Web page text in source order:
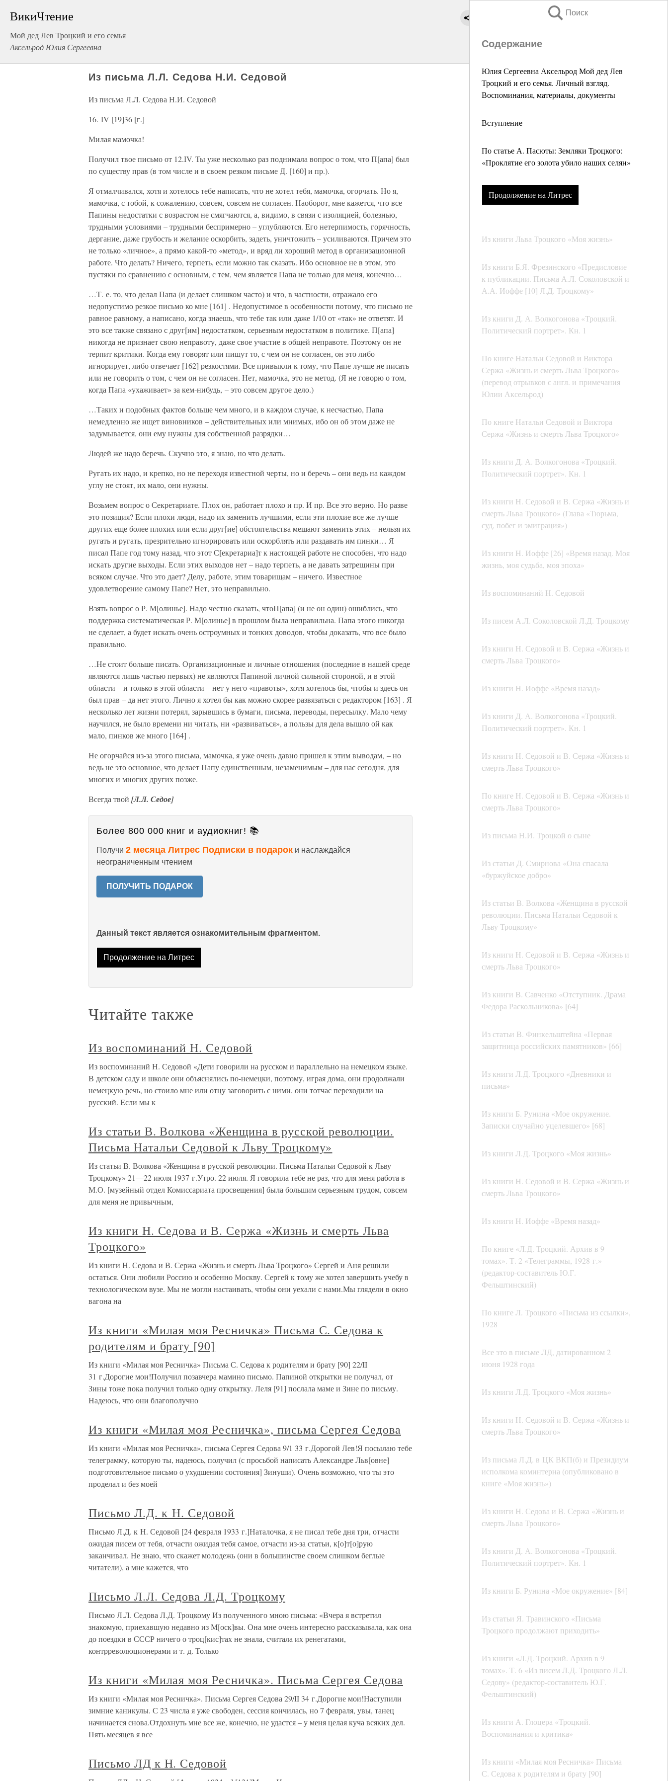
ВикиЧтение
Мой дед Лев Троцкий и его семья
Аксельрод Юлия Сергеевна
Поиск
Содержание
Юлия Сергеевна Аксельрод Мой дед Лев
Троцкий и его семья. Личный взгляд.
Воспоминания, материалы, документы
Вступление
По статье А. Пасюты: Земляки Троцкого:
«Проклятие его золота убило наших селян»
Продолжение на Литрес
Из книги Льва Троцкого «Моя жизнь»
Из книги Б.Я. Фрезинского «Предисловие
к публикации. Письма А.Л. Соколовской и
А.А. Иоффе [10] Л.Д. Троцкому»
Из книги Д. А. Волкогонова «Троцкий.
Политический портрет». Кн. 1
По книге Натальи Седовой и Виктора
Сержа «Жизнь и смерть Льва Троцкого»
(перевод отрывков с англ. и примечания
Юлии Аксельрод)
По книге Натальи Седовой и Виктора
Сержа «Жизнь и смерть Льва Троцкого»
Из книги Д. А. Волкогонова «Троцкий.
Политический портрет». Кн. 1
Из книги Н. Седовой и В. Сержа «Жизнь и
смерть Льва Троцкого» (Глава «Тюрьма,
суд, побег и эмиграция»)
Из книги Н. Иоффе [26] «Время назад. Моя
жизнь, моя судьба, моя эпоха»
Из воспоминаний Н. Седовой
Из писем А.Л. Соколовской Л.Д. Троцкому
Из книги Н. Седовой и В. Сержа «Жизнь и
смерть Льва Троцкого»
Из книги Н. Иоффе «Время назад»
Из книги Д. А. Волкогонова «Троцкий.
Политический портрет». Кн. 1
Из книги Н. Седовой и В. Сержа «Жизнь и
смерть Льва Троцкого»
По книге Н. Седовой и В. Сержа «Жизнь и
смерть Льва Троцкого»
Из письма Н.И. Троцкой о сыне
Из статьи Д. Смирнова «Она спасала
«буржуйское добро»
Из статьи В. Волкова «Женщина в русской
революции. Письма Натальи Седовой к
Льву Троцкому»
Из книги Н. Седовой и В. Сержа «Жизнь и
смерть Льва Троцкого»
Из книги В. Савченко «Отступник. Драма
Федора Раскольникова» [64]
Из статьи В. Финкельштейна «Первая
защитница российских памятников» [66]
Из книги Л.Д. Троцкого «Дневники и
письма»
Из книги Б. Рунина «Мое окружение.
Записки случайно уцелевшего» [68]
Из книги Л.Д. Троцкого «Моя жизнь»
Из книги Н. Седовой и В. Сержа «Жизнь и
смерть Льва Троцкого»
Из книги Н. Иоффе «Время назад»
По книге «Л.Д. Троцкий. Архив в 9
томах». Т. 2 «Телеграммы, 1928 г.»
(редактор-составитель Ю.Г.
Фельштинский)
По книге Л. Троцкого «Письма из ссылки»,
1928
Все это в письме ЛД, датированном 2
июня 1928 года
Из книги Л.Д. Троцкого «Моя жизнь»
Из книги Н. Седовой и В. Сержа «Жизнь и
смерть Льва Троцкого»
Из письма Л.Д. в ЦК ВКП(б) и Президиум
исполкома коминтерна (опубликовано в
книге «Моя жизнь»)
Из книги Н. Седова и В. Сержа «Жизнь и
смерть Льва Троцкого»
Из книги Д. А. Волкогонова «Троцкий.
Политический портрет». Кн. 1
Из книги Б. Рунина «Мое окружение» [84]
Из статьи Я. Травинского «Письма
Троцкого продолжают приходить»
Из книги «Л.Д. Троцкий. Архив в 9
томах». Т. 6 «Из писем Л.Д. Троцкого Л.Л.
Седову» (редактор-составитель Ю.Г.
Фельштинский)
Из книги А. Глоцера «Троцкий.
Воспоминания и критика»
Из книги «Милая моя Ресничка» Письма
С. Седова к родителям и брату [90]
Из письма Л.Л. Седова Н.И. Седовой
Из письма Л.Л. Седова Н.И. Седовой
16. IV [19]36 [г.]
Милая мамочка!
Получил твое письмо от 12.IV. Ты уже несколько раз поднимала вопрос о том, что П[апа] был
по существу прав (в том числе и в своем резком письме Д. [160] и пр.).
Я отмалчивался, хотя и хотелось тебе написать, что не хотел тебя, мамочка, огорчать. Но я,
мамочка, с тобой, к сожалению, совсем, совсем не согласен. Наоборот, мне кажется, что все
Папины недостатки с возрастом не смягчаются, а, видимо, в связи с изоляцией, болезнью,
трудными условиями – трудными беспримерно – углубляются. Его нетерпимость, горячность,
дергание, даже грубость и желание оскорбить, задеть, уничтожить – усиливаются. Причем это
не только «личное», а прямо какой-то «метод», и вряд ли хороший метод в организационной
работе. Что делать? Ничего, терпеть, если можно так сказать. Ибо основное не в этом, это
пустяки по сравнению с основным, с тем, чем является Папа не только для меня, конечно…
…Т. е. то, что делал Папа (и делает слишком часто) и что, в частности, отражало его
недопустимо резкое письмо ко мне [161] . Недопустимое в особенности потому, что письмо не
равное равному, а написано, когда знаешь, что тебе так или даже 1/10 от «так» не ответят. И
это все также связано с друг[им] недостатком, серьезным недостатком в политике. П[апа]
никогда не признает свою неправоту, даже свое участие в общей неправоте. Поэтому он не
терпит критики. Когда ему говорят или пишут то, с чем он не согласен, он это либо
игнорирует, либо отвечает [162] резкостями. Все привыкли к тому, что Папе лучше не писать
или не говорить о том, с чем он не согласен. Нет, мамочка, это не метод. (Я не говорю о том,
когда Папа «ухаживает» за кем-нибудь, – это совсем другое дело.)
…Таких и подобных фактов больше чем много, и в каждом случае, к несчастью, Папа
немедленно же ищет виновников – действительных или мнимых, ибо он об этом даже не
задумывается, они ему нужны для собственной разрядки…
Людей же надо беречь. Скучно это, я знаю, но что делать.
Ругать их надо, и крепко, но не переходя известной черты, но и беречь – они ведь на каждом
углу не стоят, их мало, они нужны.
Возьмем вопрос о Секретариате. Плох он, работает плохо и пр. И пр. Все это верно. Но разве
это позиция? Если плохи люди, надо их заменить лучшими, если эти плохие все же лучше
других еще более плохих или если друг[ие] обстоятельства мешают заменить этих – нельзя их
ругать и ругать, презрительно игнорировать или оскорблять или раздавать им пинки… Я
писал Папе год тому назад, что этот С[екретариа]т к настоящей работе не способен, что надо
искать другие выходы. Если этих выходов нет – надо терпеть, а не давать затрещины при
всяком случае. Что это дает? Делу, работе, этим товарищам – ничего. Известное
удовлетворение самому Папе? Нет, это неправильно.
Взять вопрос о Р. М[олинье]. Надо честно сказать, чтоП[апа] (и не он один) ошиблись, что
поддержка систематическая Р. М[олинье] в прошлом была неправильна. Папа этого никогда
не сделает, а будет искать очень остроумных и тонких доводов, чтобы доказать, что все было
правильно.
…Не стоит больше писать. Организационные и личные отношения (последние в нашей среде
являются лишь частью первых) не являются Папиной личной сильной стороной, и в этой
области – и только в этой области – нет у него «правоты», хотя хотелось бы, чтобы и здесь он
был прав – да нет этого. Лично я хотел бы как можно скорее развязаться с редактором [163] . Я
несколько лет жизни потерял, зарывшись в бумаги, письма, переводы, пересылку. Мало чему
научился, не было времени ни читать, ни «развиваться», а пользы для дела вышло ой как
мало, пинков же много [164] .
Не огорчайся из-за этого письма, мамочка, я уже очень давно пришел к этим выводам, – но
ведь не это основное, что делает Папу единственным, незаменимым – для нас сегодня, для
многих и многих других позже.
Всегда твой [Л.Л. Седое]
Более 800 000 книг и аудиокниг! 📚
Получи 2 месяца Литрес Подписки в подарок и наслаждайся
неограниченным чтением
ПОЛУЧИТЬ ПОДАРОК
Данный текст является ознакомительным фрагментом.
Продолжение на Литрес
Читайте также
Из воспоминаний Н. Седовой
Из воспоминаний Н. Седовой «Дети говорили на русском и параллельно на немецком языке.
В детском саду и школе они объяснялись по-немецки, поэтому, играя дома, они продолжали
немецкую речь, но стоило мне или отцу заговорить с ними, они тотчас переходили на
русский. Если мы к
Из статьи В. Волкова «Женщина в русской революции.
Письма Натальи Седовой к Льву Троцкому»
Из статьи В. Волкова «Женщина в русской революции. Письма Натальи Седовой к Льву
Троцкому» 21—22 июля 1937 г.Утро. 22 июля. Я говорила тебе не раз, что для меня работа в
М.О. [музейный отдел Комиссариата просвещения] была большим серьезным трудом, совсем
для меня не привычным,
Из книги Н. Седова и В. Сержа «Жизнь и смерть Льва
Троцкого»
Из книги Н. Седова и В. Сержа «Жизнь и смерть Льва Троцкого» Сергей и Аня решили
остаться. Они любили Россию и особенно Москву. Сергей к тому же хотел завершить учебу в
технологическом вузе. Мы не могли настаивать, чтобы они уехали с нами.Мы глядели в окно
вагона на
Из книги «Милая моя Ресничка» Письма С. Седова к
родителям и брату [90]
Из книги «Милая моя Ресничка» Письма С. Седова к родителям и брату [90] 22/II
31 г.Дорогие мои!Получил позавчера мамино письмо. Папиной открытки не получал, от
Зины тоже пока получил только одну открытку. Леля [91] послала маме и Зине по письму.
Надеюсь, что они благополучно
Из книги «Милая моя Ресничка», письма Сергея Седова
Из книги «Милая моя Ресничка», письма Сергея Седова 9/1 33 г.Дорогой Лев!Я посылаю тебе
телеграмму, которую ты, надеюсь, получил (с просьбой написать Александре Льв[овне]
подготовительное письмо о ухудшении состояния] Зинуши). Очень возможно, что ты это
проделал и без моей
Письмо Л.Д. к Н. Седовой
Письмо Л.Д. к Н. Седовой [24 февраля 1933 г.]Наталочка, я не писал тебе дня три, отчасти
ожидая писем от тебя, отчасти ожидая тебя самое, отчасти из-за статьи, к[о]т[о]рую
заканчивал. Не знаю, что скажет молодежь (они в большинстве своем слишком беглые
читатели), а мне кажется, что
Письмо Л.Л. Седова Л.Д. Троцкому
Письмо Л.Л. Седова Л.Д. Троцкому Из полученного мною письма: «Вчера я встретил
знакомую, приехавшую недавно из М[оск]вы. Она мне очень интересно рассказывала, как она
до поездки в СССР ничего о троц[кис]тах не знала, считала их ренегатами,
контрреволюционерами и т. д. Только
Из книги «Милая моя Ресничка». Письма Сергея Седова
Из книги «Милая моя Ресничка». Письма Сергея Седова 29/II 34 г.Дорогие мои!Наступили
зимние каникулы. С 23 числа я уже свободен, сессия кончилась, но 7 февраля, увы, танец
начинается снова.Отдохнуть мне все же, конечно, не удастся – у меня целая куча всяких дел.
Пять месяцев я все
Письмо ЛД к Н. Седовой